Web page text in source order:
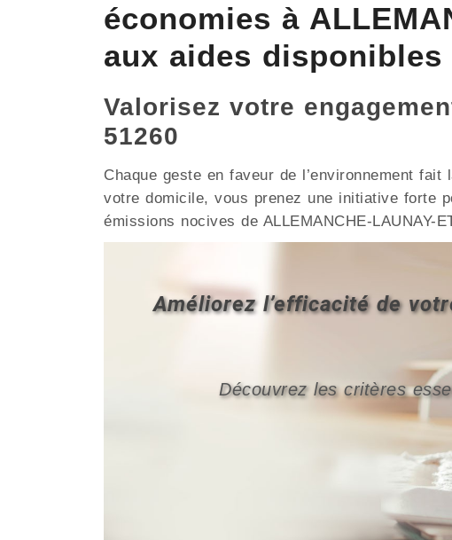
économies à
aux aides disponibles
Valorisez votre
51260
Chaque geste en faveur de l’environnement fait
votre domicile, vous prenez une initiative forte
émissions nocives de ALLEMANCHE-LAUNAY-
Améliorez l’efficacité de
Découvrez les critères